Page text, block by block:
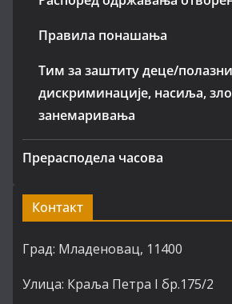
Правила понашања
Тим за заштиту деце/
дискриминације, насиља,
занемаривања
Прерасподела часова
Контакт
Град: Младеновац, 11400
Улица: Краља Петра I бр.175/2